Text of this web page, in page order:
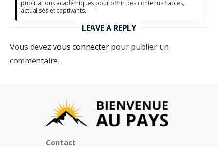
publications académiques pour offrir des contenus fiables,
actualisés et captivants.
LEAVE A REPLY
Vous devez vous connecter pour publier un
commentaire.
Contact